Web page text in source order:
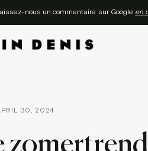
nous un commentaire sur Google en
30, 2024